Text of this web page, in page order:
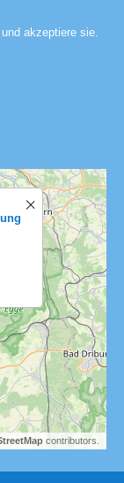
akzeptiere sie.
contributors.